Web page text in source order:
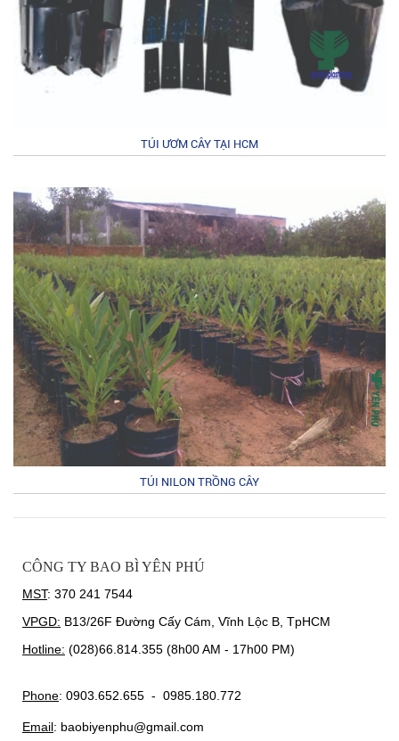
TÚI ƯƠM CÂY TẠI HCM
TÚI NILON TRỒNG CÂY
CÔNG TY BAO BÌ YÊN PHÚ
MST: 370 241 7544
VPGD: B13/26F Đường Cấy Cám, Vĩnh Lộc B, TpHCM
Hotline: (028)66.814.355 (8h00 AM - 17h00 PM)
Phone: 0903.652.655 - 0985.180.772
Email: baobiyenphu@gmail.com